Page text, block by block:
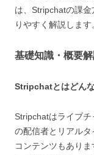
は、Stripchatの課
りやすく解説します
基礎知識・概要
Stripchatとはどん
Stripchatはライブ
の配信者とリアル
コンテンツもあり